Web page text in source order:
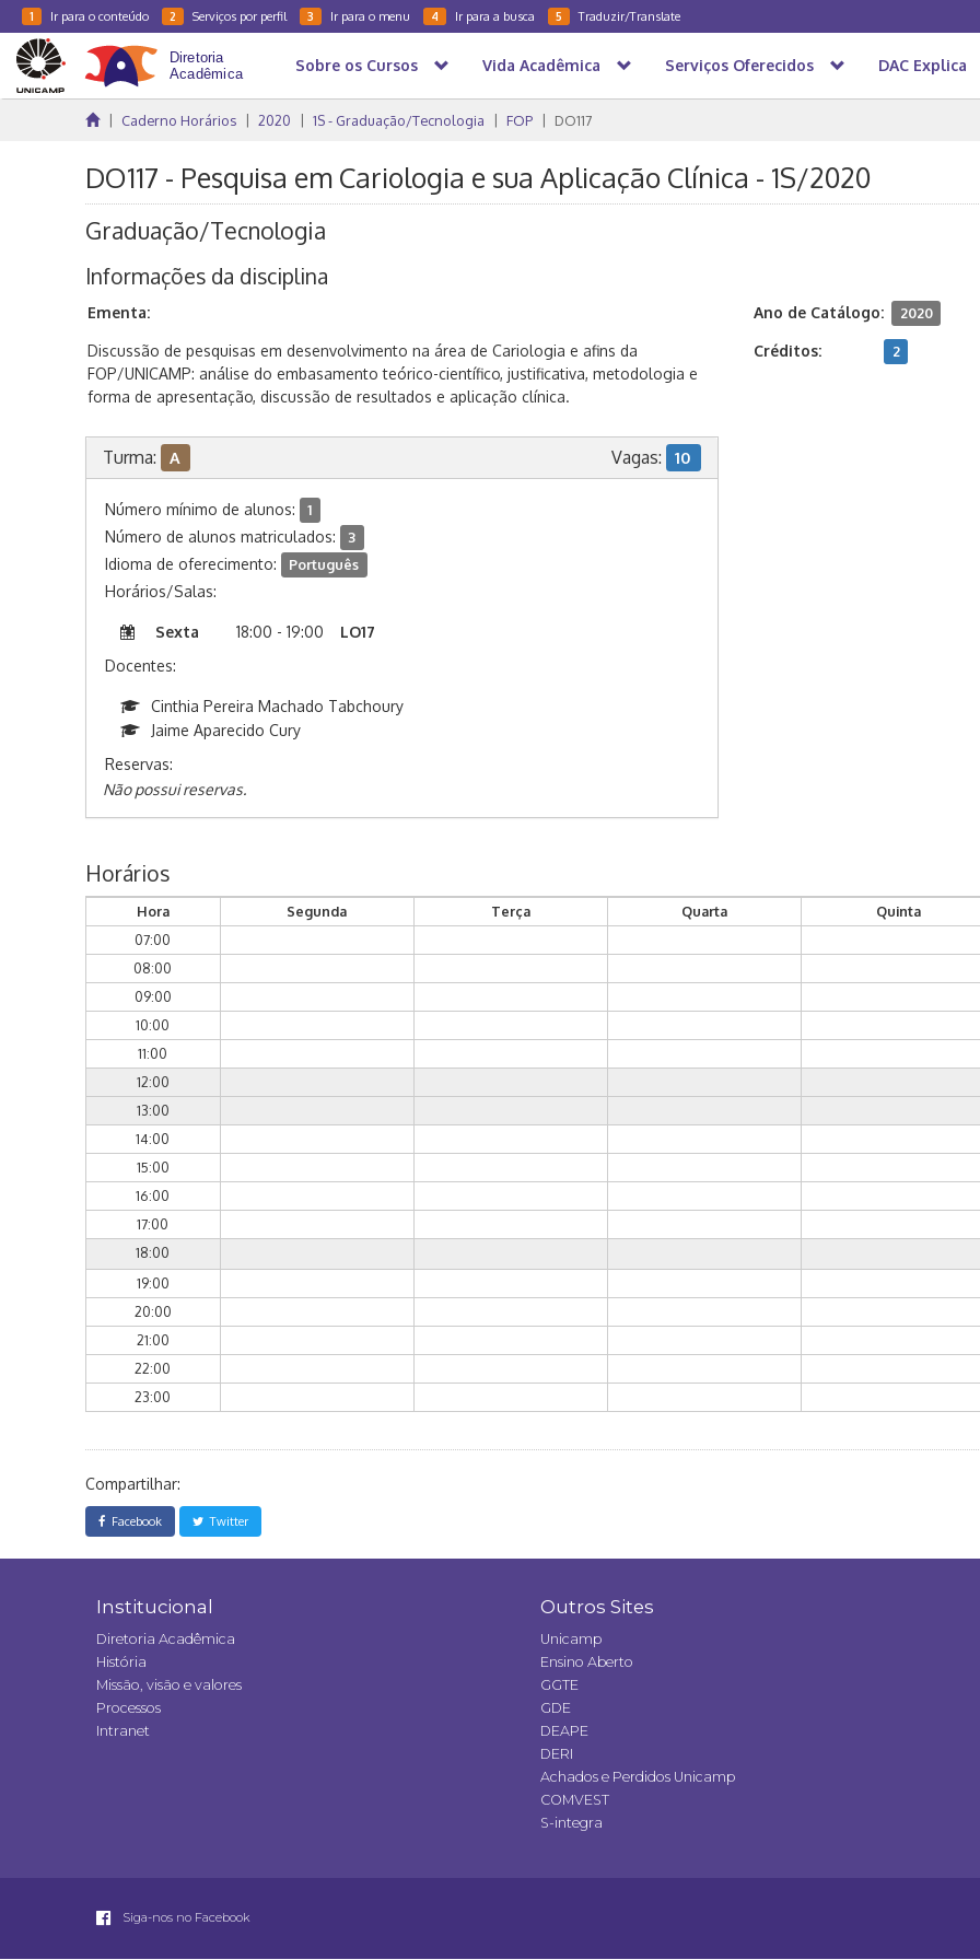
1 Ir para o conteúdo 2 Serviços por perfil 3 Ir para o menu 4 Ir para a busca 5 Traduzir/Translate
Sobre os Cursos Vida Acadêmica Serviços Oferecidos DAC Explica
Caderno Horários 2020 1S - Graduação/Tecnologia FOP DO117
DO117 - Pesquisa em Cariologia e sua Aplicação Clínica - 1S/2020
Graduação/Tecnologia
Informações da disciplina
Ementa:
Discussão de pesquisas em desenvolvimento na área de Cariologia e afins da
FOP/UNICAMP: análise do embasamento teórico-científico, justificativa, metodologia e
forma de apresentação, discussão de resultados e aplicação clínica.
Ano de Catálogo: 2020
Créditos: 2
Turma: A Vagas: 10
Número mínimo de alunos: 1
Número de alunos matriculados: 3
Idioma de oferecimento: Português
Horários/Salas:
Sexta 18:00 - 19:00
LO17
Docentes:
Cinthia Pereira Machado Tabchoury
Jaime Aparecido Cury
Reservas:
Não possui reservas.
Horários
Hora Segunda Terça Quarta Quinta
07:00
08:00
09:00
10:00
11:00
12:00
13:00
14:00
15:00
16:00
17:00
18:00
19:00
20:00
21:00
22:00
23:00
Compartilhar:
Facebook Twitter
Institucional
Diretoria Acadêmica
História
Missão, visão e valores
Processos
Intranet
Outros Sites
Unicamp
Ensino Aberto
GGTE
GDE
DEAPE
DERI
Achados e Perdidos Unicamp
COMVEST
S-integra
Siga-nos no Facebook